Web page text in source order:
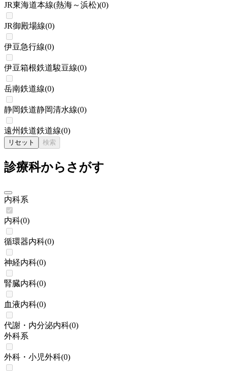
JR東海道本線(熱海～浜松)(0)
JR御殿場線(0)
伊豆急行線(0)
伊豆箱根鉄道駿豆線(0)
岳南鉄道線(0)
静岡鉄道静岡清水線(0)
遠州鉄道鉄道線(0)
リセット 検索
診療科からさがす
内科系
内科(0)
循環器内科(0)
神経内科(0)
腎臓内科(0)
血液内科(0)
代謝・内分泌内科(0)
外科系
外科・小児外科(0)